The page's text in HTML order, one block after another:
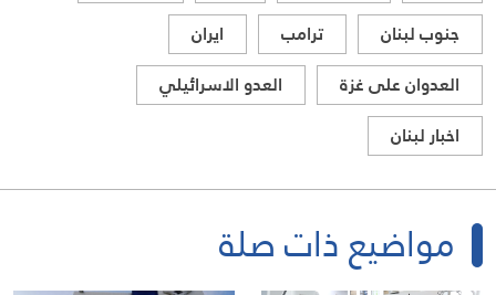
جنوب لبنان
ترامب
ايران
العدوان على غزة
العدو الاسرائيلي
اخبار لبنان
مواضيع ذات صلة